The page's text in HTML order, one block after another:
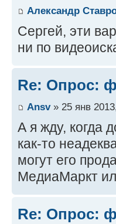
Александр
Сергей, эти
ни по
Re: Опрос:
Ansv» 25 янв
А я жду, когда
как-то
могут его
МедиаМаркт
Re: Опрос: